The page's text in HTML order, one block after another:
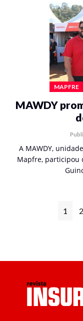
MAPFRE
MAWDY
A MAWDY,
Mapfre, participou
1 2